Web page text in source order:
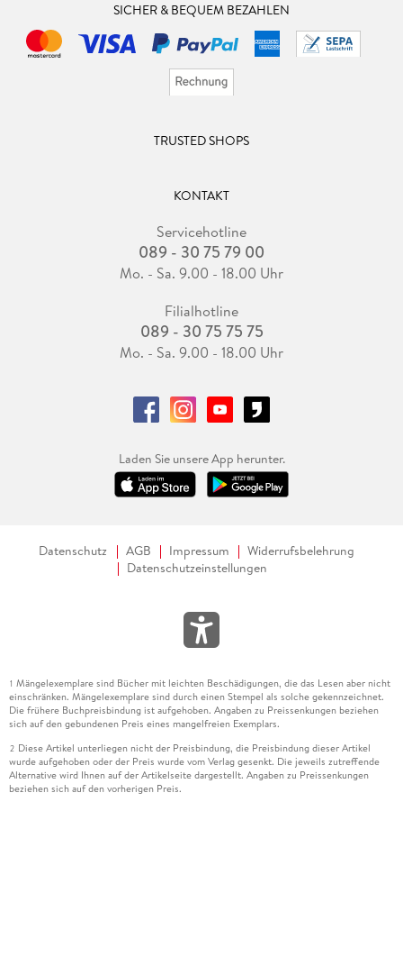
SICHER & BEQUEM BEZAHLEN
TRUSTED SHOPS
KONTAKT
Servicehotline
089 - 30 75 79 00
Mo. - Sa. 9.00 - 18.00 Uhr
Filialhotline
089 - 30 75 75 75
Mo. - Sa. 9.00 - 18.00 Uhr
Laden Sie unsere App herunter.
Datenschutz AGB Impressum
Widerrufsbelehrung
Datenschutzeinstellungen
1 Mängelexemplare sind Bücher mit leichten Beschädigungen, die das Lesen aber nicht
einschränken. Mängelexemplare sind durch einen Stempel als solche gekennzeichnet.
Die frühere Buchpreisbindung ist aufgehoben. Angaben zu Preissenkungen beziehen
sich auf den gebundenen Preis eines mangelfreien Exemplars.
2 Diese Artikel unterliegen nicht der Preisbindung, die Preisbindung dieser Artikel
wurde aufgehoben oder der Preis wurde vom Verlag gesenkt. Die jeweils zutreffende
Alternative wird Ihnen auf der Artikelseite dargestellt. Angaben zu Preissenkungen
beziehen sich auf den vorherigen Preis.